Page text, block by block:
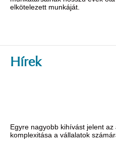
elkötelezett munkáját.
Hírek
Egyre nagyobb kihívást jelent az
komplexitása a vállalatok